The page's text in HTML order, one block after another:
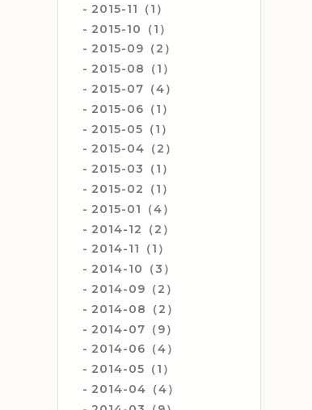
2015-11（1）
2015-10（1）
2015-09（2）
2015-08（1）
2015-07（4）
2015-06（1）
2015-05（1）
2015-04（2）
2015-03（1）
2015-02（1）
2015-01（4）
2014-12（2）
2014-11（1）
2014-10（3）
2014-09（2）
2014-08（2）
2014-07（9）
2014-06（4）
2014-05（1）
2014-04（4）